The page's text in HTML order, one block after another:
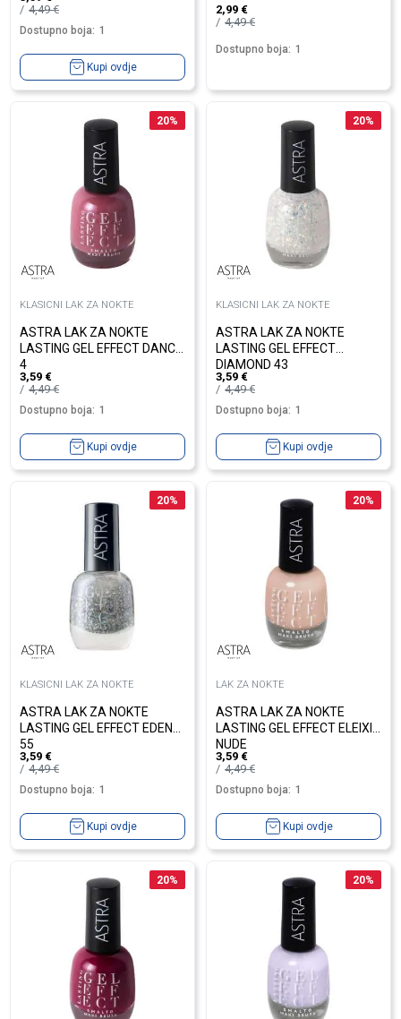
4,49€
Dostupno boja: 1
Kupi ovdje
2,99 €
4,49€
Dostupno boja: 1
20%
KLASICNI LAK ZA NOKTE
ASTRA LAK ZA NOKTE
LASTING GEL EFFECT DANCE
4
3,59 €
4,49€
Dostupno boja: 1
Kupi ovdje
20%
KLASICNI LAK ZA NOKTE
ASTRA LAK ZA NOKTE
LASTING GEL EFFECT
DIAMOND 43
3,59 €
4,49€
Dostupno boja: 1
Kupi ovdje
20%
KLASICNI LAK ZA NOKTE
ASTRA LAK ZA NOKTE
LASTING GEL EFFECT EDEN
55
3,59 €
4,49€
Dostupno boja: 1
Kupi ovdje
20%
LAK ZA NOKTE
ASTRA LAK ZA NOKTE
LASTING GEL EFFECT ELEIXIR
NUDE
3,59 €
4,49€
Dostupno boja: 1
Kupi ovdje
20% 20%